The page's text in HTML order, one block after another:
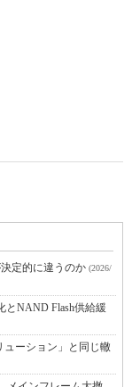
定的に違うのか (2026/
とNAND Flash供給緩
ューション」と同じ轍